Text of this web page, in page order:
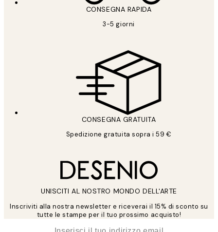
CONSEGNA RAPIDA
3-5 giorni
CONSEGNA GRATUITA
Spedizione gratuita sopra i 59 €
UNISCITI AL NOSTRO MONDO DELL'ARTE
Inscriviti alla nostra newsletter e riceverai il 15% di sconto su
tutte le stampe per il tuo prossimo acquisto!